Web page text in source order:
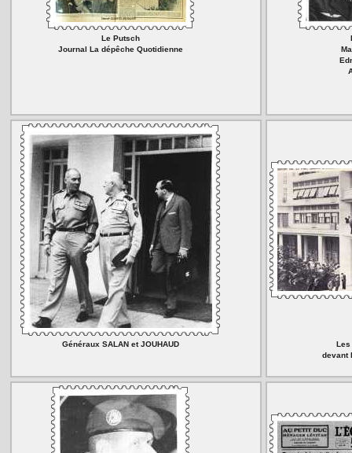
Le Putsch
Journal La dépêche Quotidienne
Généraux SALAN et JOUHAUD
Les
devant